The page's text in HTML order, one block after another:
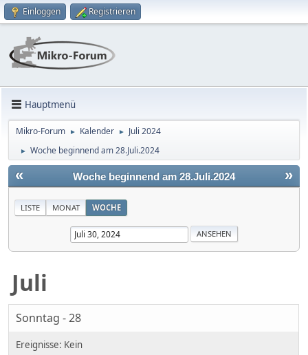
Einloggen Registrieren
Hauptmenü
Mikro-Forum ► Kalender ► Juli 2024
► Woche beginnend am 28.Juli.2024
« »
Woche beginnend am 28.Juli.2024
LISTE MONAT WOCHE
Juli
Sonntag - 28